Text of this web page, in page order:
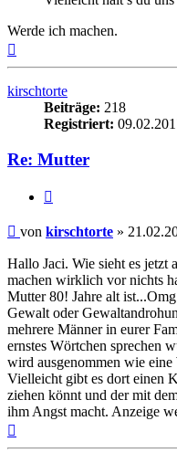
Werde ich machen.
kirschtorte
Beiträge: 218
Registriert:
Re: Mutter
Beitrag
von kirschtorte »
Hallo Jaci. Wie sieht es jetzt
machen wirklich vor nichts
Mutter 80! Jahre alt
Gewalt oder
mehrere Männer in eurer
ernstes Wörtchen sprechen
wird ausgenommen wie
Vielleicht gibt es dort einen
ziehen könnt und der mit
ihm Angst macht. Anzeige